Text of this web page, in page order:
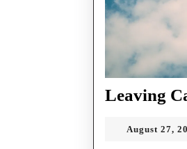
Leaving
August 27,